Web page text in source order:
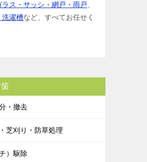
ラス・サッシ・網戸・雨戸
洗濯槽など、すべてお任せく
・撤去
芝刈り・防草処理
）駆除